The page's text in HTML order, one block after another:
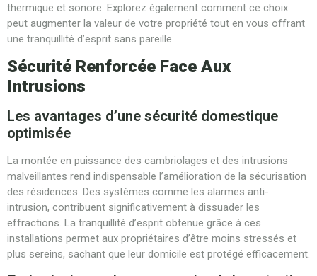
thermique et sonore. Explorez également comment ce choix
peut augmenter la valeur de votre propriété tout en vous offrant
une tranquillité d’esprit sans pareille.
Sécurité Renforcée Face Aux
Intrusions
Les avantages d’une sécurité domestique
optimisée
La montée en puissance des cambriolages et des intrusions
malveillantes rend indispensable l’amélioration de la sécurisation
des résidences. Des systèmes comme les alarmes anti-
intrusion, contribuent significativement à dissuader les
effractions. La tranquillité d’esprit obtenue grâce à ces
installations permet aux propriétaires d’être moins stressés et
plus sereins, sachant que leur domicile est protégé efficacement.